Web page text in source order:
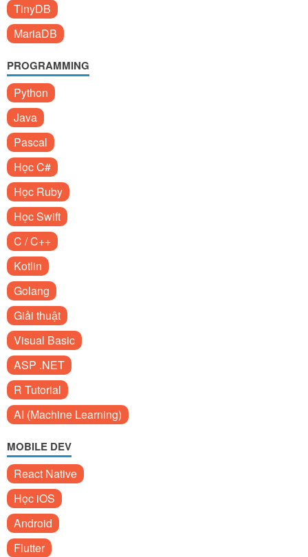
TinyDB
MariaDB
PROGRAMMING
Python
Java
Pascal
Học C#
Học Ruby
Học Swift
C / C++
Kotlin
Golang
Giải thuật
Visual Basic
ASP .NET
R Tutorial
AI (Machine Learning)
MOBILE DEV
React Native
Học iOS
Android
Flutter